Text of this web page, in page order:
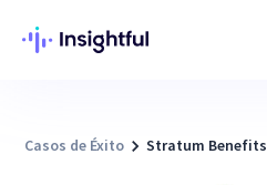
Casos de Éxito Stratum Benefits